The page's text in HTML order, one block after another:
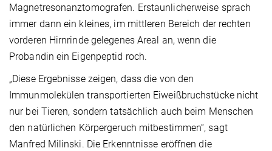
Magnetresonanztomografen. Erstaunlicherweise sprach
immer dann ein kleines, im mittleren Bereich der rechten
vorderen Hirnrinde gelegenes Areal an, wenn die
Probandin ein Eigenpeptid roch.
„Diese Ergebnisse zeigen, dass die von den
Immunmolekülen transportierten Eiweißbruchstücke nicht
nur bei Tieren, sondern tatsächlich auch beim Menschen
den natürlichen Körpergeruch mitbestimmen“, sagt
Manfred Milinski. Die Erkenntnisse eröffnen die